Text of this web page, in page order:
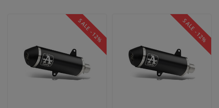
SALE -12% SALE -12%